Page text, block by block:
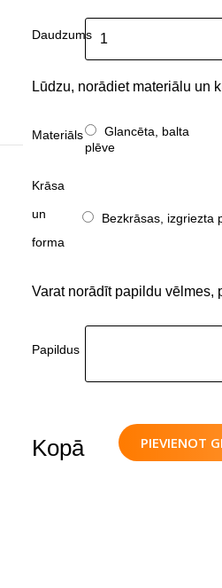
Daudzums
Lūdzu, norādiet materiālu un
Materiāls
Glancēta, balta
plēve
Krāsa
un
forma
Bezkrāsas, izgriezta
Varat norādīt papildu vēlmes,
Papildus
PIEVIENOT
Kopā